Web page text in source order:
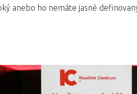
anebo ho nemáte jasně